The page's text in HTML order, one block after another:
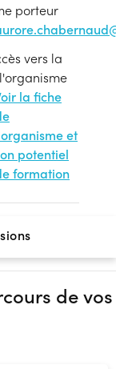
porteur
vers la
la fiche
et
potentiel
formation
de vos